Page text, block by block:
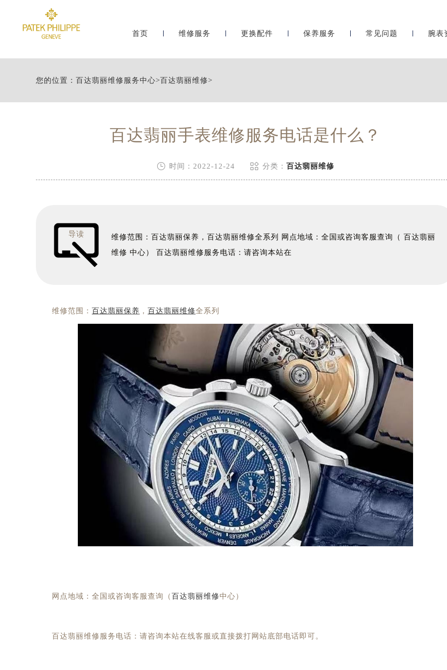
首页 维修服务 更换配件 保养服务 常见问题 腕表
您的位置： 百达翡丽维修服务中心>百达翡丽维修>
百达翡丽手表维修服务电话是什么？
 时间：2022-12-24  分类： 百达翡丽维修
导读
维修范围：百达翡丽保养，百达翡丽维修全系列 网点地域：全国或咨询客服查询（ 百达翡丽
维修 中心） 百达翡丽维修服务电话：请咨询本站在
维修范围： 百达翡丽保养 ， 百达翡丽维修全系列
网点地域：全国或咨询客服查询（百达翡丽维修中心）
百达翡丽维修服务电话：请咨询本站在线客服或直接拨打网站底部电话即可。